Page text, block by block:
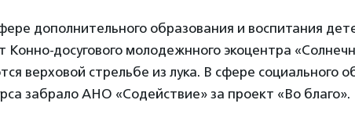
дополнительного образования и воспитания
Конно-досугового молодежнного экоцентра
верховой стрельбе из лука. В сфере социального
забрало АНО «Содействие» за проект «Во благо».